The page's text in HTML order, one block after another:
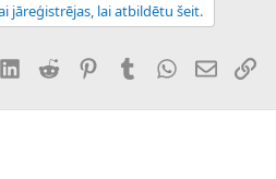
jāreģistrējas, lai atbildētu šeit.
LinkedInReddit PinterestTumblrWhatsApp
E-pasts